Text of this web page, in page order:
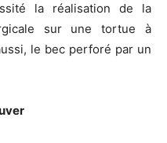
la réalisation de la
sur une tortue à
le bec perforé par un